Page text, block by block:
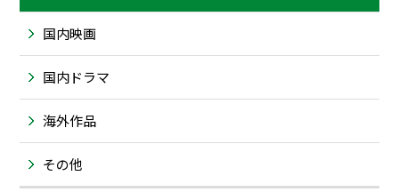
国内映画
国内ドラマ
海外作品
その他